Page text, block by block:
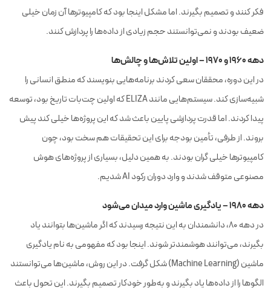
فکر کنند و تصمیم بگیرند. اما مشکل اینجا بود که کامپیوترها آن زمان خیلی
ضعیف بودند و نمی‌توانستند حجم زیادی از داده‌ها را پردازش کنند.
دهه ۱۹۶۰ و ۱۹۷۰ – اولین تلاش‌ها و چالش‌ها
در این دوره، محققان سعی کردند برنامه‌هایی بنویسند که منطق انسانی را
شبیه‌سازی کند. سیستم‌هایی مانند ELIZA که اولین چت‌بات تاریخ بود، توسعه
پیدا کردند. اما قدرت پردازشی پایین باعث شد که این پروژه‌ها خیلی کند پیش
بروند. از طرفی، تأمین بودجه برای این تحقیقات هم سخت بود، چون
کامپیوترها خیلی گران بودند. به همین دلیل، بسیاری از پروژه‌های هوش
مصنوعی متوقف شدند و وارد دوران رکود AI شدیم.
دهه ۱۹۸۰ – یادگیری ماشین وارد میدان می‌شود
در دهه ۸۰، دانشمندان به این نتیجه رسیدند که اگر ماشین‌ها بتوانند یاد
بگیرند، می‌توانند هوشمندتر شوند. اینجا بود که مفهومی به نام یادگیری
ماشین (Machine Learning) شکل گرفت. در این روش، ماشین‌ها می‌توانستند
الگوها را از داده‌ها یاد بگیرند و به‌طور خودکار تصمیم بگیرند. این تحول باعث